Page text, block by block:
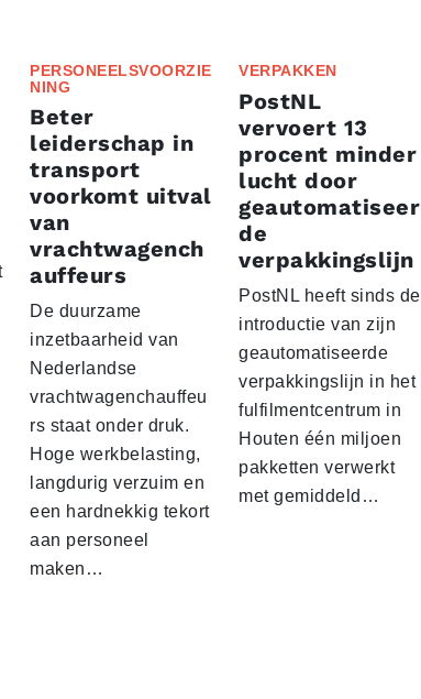
PERSONEELSVOORZIE
NING
Beter
leiderschap in
transport
voorkomt uitval
van
vrachtwagench
auffeurs
De duurzame
inzetbaarheid van
Nederlandse
vrachtwagenchauffeu
rs staat onder druk.
Hoge werkbelasting,
langdurig verzuim en
een hardnekkig tekort
aan personeel
maken…
VERPAKKEN
PostNL
vervoert 13
procent minder
lucht door
geautomatiseer
de
verpakkingslijn
PostNL heeft sinds de
introductie van zijn
geautomatiseerde
verpakkingslijn in het
fulfilmentcentrum in
Houten één miljoen
pakketten verwerkt
met gemiddeld…